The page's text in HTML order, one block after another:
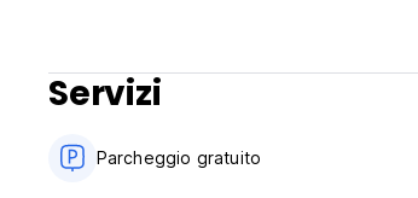
Servizi
Parcheggio gratuito